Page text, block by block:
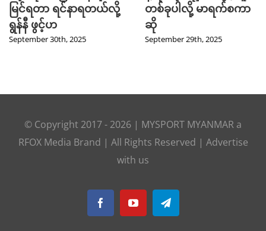
မြင်ရတာ ရင်နာရတယ်လို့
ရွန်နီ ဖွင့်ဟ
September 30th, 2025
တစ်ခုပါလို့ မာရက်စကာ
ဆို
September 29th, 2025
© Copyright 2017 - 2026 | MYSPORT MYANMAR a
RFOX Media Brand | All Rights Reserved | Advertise
with us
FacebookYouTubeTelegram